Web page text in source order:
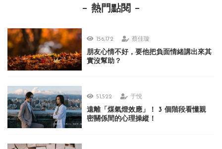
熱門點閱
156,172 蔡佳璇
朋友心情不好，要他把負面情緒講出來其
實沒幫助？
51,522 于悅
遠離「煤氣燈效應」！ 3 個階段看懂親
密關係間的心理操縱！